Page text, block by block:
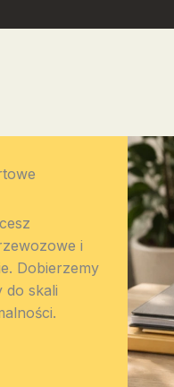
i
Dobierzemy
do skali